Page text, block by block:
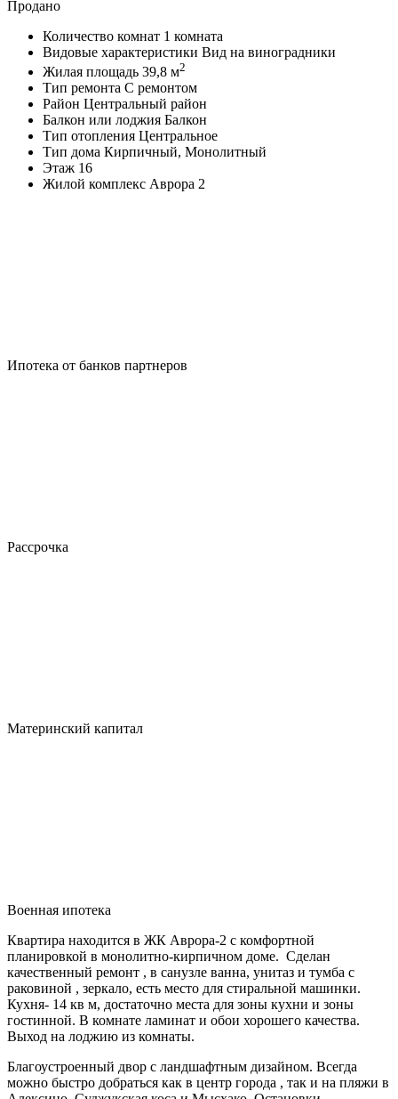
Продано
Количество комнат 1 комната
Видовые характеристики Вид на виноградники
Жилая площадь 39,8 м2
Тип ремонта С ремонтом
Район Центральный район
Балкон или лоджия Балкон
Тип отопления Центральное
Тип дома Кирпичный, Монолитный
Этаж 16
Жилой комплекс Аврора 2
Ипотека от банков партнеров
Рассрочка
Материнский капитал
Военная ипотека
Квартира находится в ЖК Аврора-2 с комфортной
планировкой в монолитно-кирпичном доме. Сделан
качественный ремонт , в санузле ванна, унитаз и тумба с
раковиной , зеркало, есть место для стиральной машинки.
Кухня- 14 кв м, достаточно места для зоны кухни и зоны
гостинной. В комнате ламинат и обои хорошего качества.
Выход на лоджию из комнаты.
Благоустроенный двор с ландшафтным дизайном. Всегда
можно быстро добраться как в центр города , так и на пляжи в